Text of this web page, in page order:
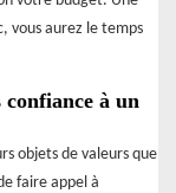
vous aurez le temps
à un
objets de valeurs que
faire appel à